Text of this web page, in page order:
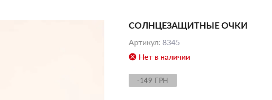
СОЛНЦЕЗАЩИТНЫЕ ОЧКИ
Артикул: 8345
Нет в наличии
-149 ГРН